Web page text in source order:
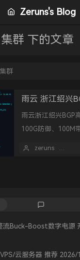
Zeruns's Blog
群 下的文章
群
雨云浙江绍兴BGP
100G防御、100M
zeruns
评
流Buck-Boost数字电源
云服务器 推荐 2026/